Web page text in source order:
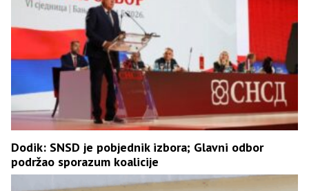
Dodik: SNSD je pobjednik izbora; Glavni odbor
podržao sporazum koalicije